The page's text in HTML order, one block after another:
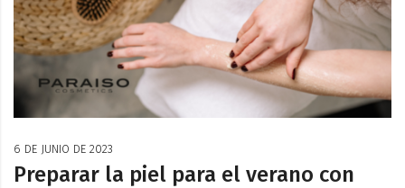
6 DE JUNIO DE 2023
Preparar la piel para el verano con